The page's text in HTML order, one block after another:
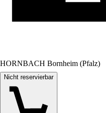
HORNBACH Bornheim (Pfalz)
Nicht reservierbar